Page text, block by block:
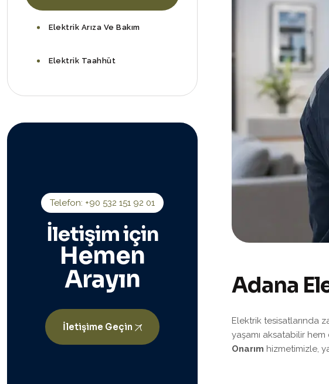
Adana El
Elektrik tesisatlarında
yaşamı aksatabilir
Onarım hizmetimizle,
Elektrik Arıza Ve Bakım
Elektrik Taahhüt
Telefon: +90 532 151 92 01
İletişim için
Hemen
Arayın
İletişime Geçin